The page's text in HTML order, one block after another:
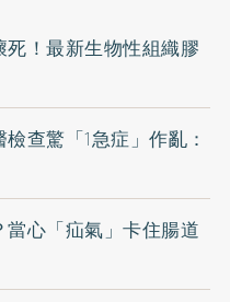
！最新生物性組織膠
查驚「1急症」作亂：
當心「疝氣」卡住腸道